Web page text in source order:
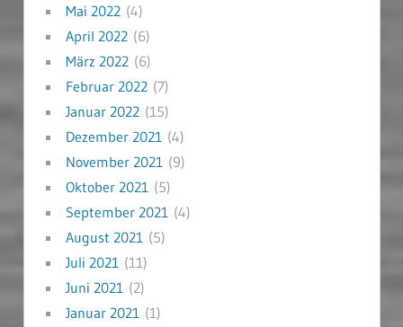
Mai 2022(4)
April 2022(6)
März 2022(6)
Februar 2022(7)
Januar 2022(15)
Dezember 2021 (4)
November 2021 (9)
Oktober 2021 (5)
September 2021 (4)
August 2021 (5)
Juli 2021 (11)
Juni 2021 (2)
Januar 2021 (1)